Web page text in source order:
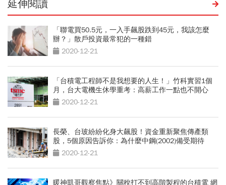
延伸閱讀
「聯電買50.5元，一入手飆股跌到45元，我該怎麼
辦？」散戶投資最常犯的一種錯
2020-12-21
「台積電工程師不是我想要的人生！」竹科實習1個
月，台大電機生休學重考：高薪工作一點也不開心
2020-12-21
長榮、台玻紛紛化身大飆股！資金重新聚焦傳產類
股，5個原因告訴你：為什麼中鋼(2002)備受期待
2020-12-21
暖神凱哥觀察焦點》關稅打不到高階製程的台積電 網